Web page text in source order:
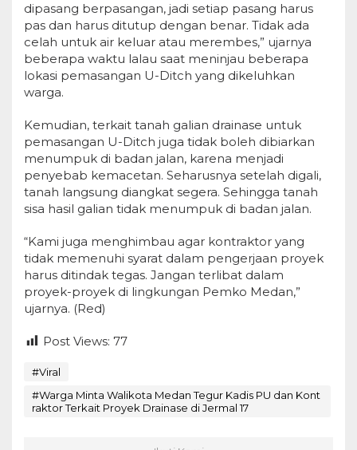
dipasang berpasangan, jadi setiap pasang harus
pas dan harus ditutup dengan benar. Tidak ada
celah untuk air keluar atau merembes,” ujarnya
beberapa waktu lalau saat meninjau beberapa
lokasi pemasangan U-Ditch yang dikeluhkan
warga.
Kemudian, terkait tanah galian drainase untuk
pemasangan U-Ditch juga tidak boleh dibiarkan
menumpuk di badan jalan, karena menjadi
penyebab kemacetan. Seharusnya setelah digali,
tanah langsung diangkat segera. Sehingga tanah
sisa hasil galian tidak menumpuk di badan jalan.
“Kami juga menghimbau agar kontraktor yang
tidak memenuhi syarat dalam pengerjaan proyek
harus ditindak tegas. Jangan terlibat dalam
proyek-proyek di lingkungan Pemko Medan,”
ujarnya. (Red)
Post Views: 77
#Viral
#Warga Minta Walikota Medan Tegur Kadis PU dan Kont
raktor Terkait Proyek Drainase di Jermal 17